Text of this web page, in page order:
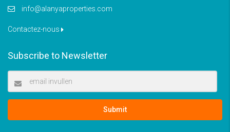
info@alanyaproperties.com
Contactez-nous
Subscribe to Newsletter
Submit